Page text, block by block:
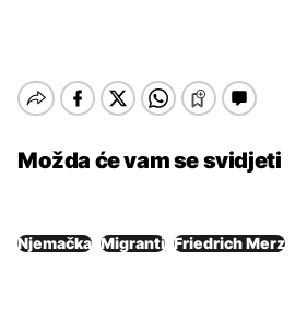
Možda će vam se svidjeti
Njemačka Migranti Friedrich Merz